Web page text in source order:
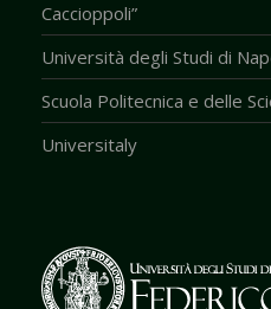
Caccioppoli”
Università degli Studi di
Scuola Politecnica e delle
Universitaly